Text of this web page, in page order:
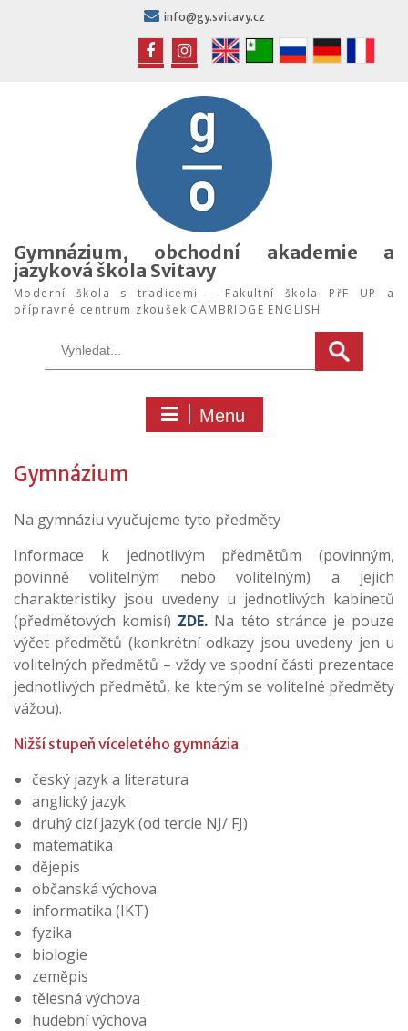
info@gy.svitavy.cz
FB IG
Gymnázium, obchodní akademie a
jazyková škola Svitavy
Moderní škola s tradicemi – Fakultní škola PřF UP a
přípravné centrum zkoušek CAMBRIDGE ENGLISH
Menu
Gymnázium
Na gymnáziu vyučujeme tyto předměty
Informace k jednotlivým předmětům (povinným,
povinně volitelným nebo volitelným) a jejich
charakteristiky jsou uvedeny u jednotlivých kabinetů
(předmětových komisí) ZDE. Na této stránce je pouze
výčet předmětů (konkrétní odkazy jsou uvedeny jen u
volitelných předmětů – vždy ve spodní části prezentace
jednotlivých předmětů, ke kterým se volitelné předměty
vážou).
Nižší stupeň víceletého gymnázia
český jazyk a literatura
anglický jazyk
druhý cizí jazyk (od tercie NJ/ FJ)
matematika
dějepis
občanská výchova
informatika (IKT)
fyzika
biologie
zeměpis
tělesná výchova
hudební výchova